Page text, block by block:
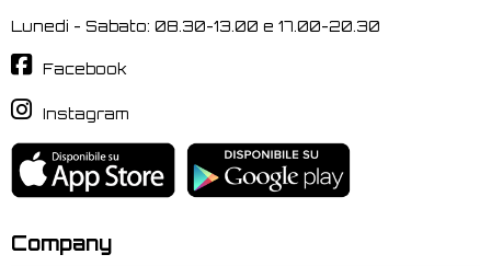
Lunedi - Sabato: 08.30-13.00 e 17.00-20.30
Facebook
Instagram
Company